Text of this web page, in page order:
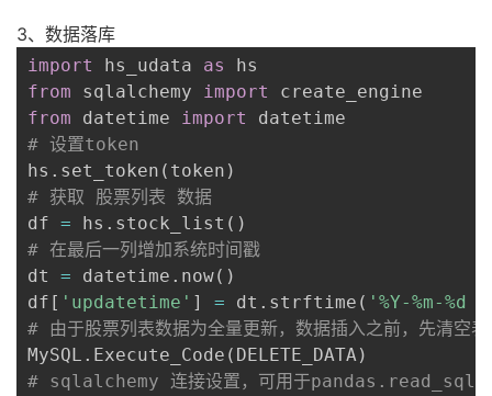
3、数据落库
import hs_udata as
from sqlalchemy import
from datetime import
# 设置token
hs . set_token ( token )
# 获取 股票列表 数据
df = hs . stock_list ( )
# 在最后一列增加系统时间戳
dt = datetime . now( )
df [ 'updatetime' ] = dt . strftime ( '%Y-%m-%d
# 由于股票列表数据为全量更新，数据插入之前，先清空
MySQL . Execute_Code ( DELETE_DATA)
# sqlalchemy 连接设置，可用于pandas.read_sql